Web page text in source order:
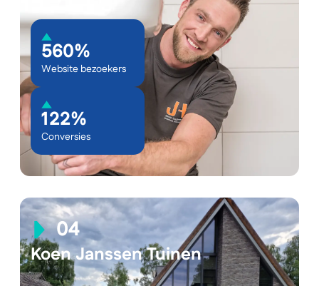
560%
Website bezoekers
122%
Conversies
Koen Janssen Tuinen